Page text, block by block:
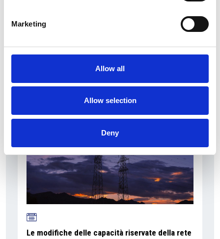
Marketing
Allow all
Allow selection
Deny
Accelera la ripresa dell’industria nel corso del
Overview Economica
Repubblica Ceca
Le modifiche delle capacità riservate della rete